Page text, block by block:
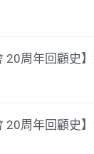
20周年回顧史
20周年回顧史